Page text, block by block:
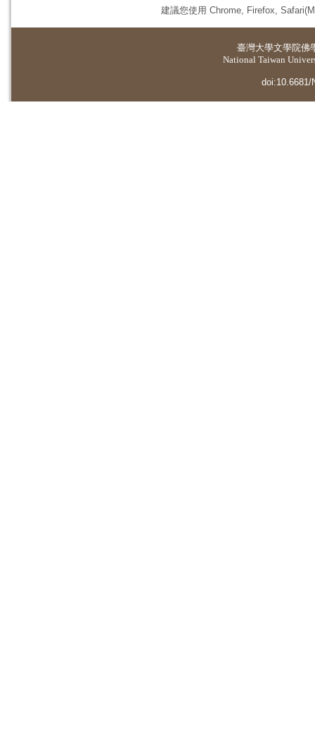
建議您使用 Chrome, Firefox,
臺灣大學文學院佛
National Taiwan
doi:10.6681/